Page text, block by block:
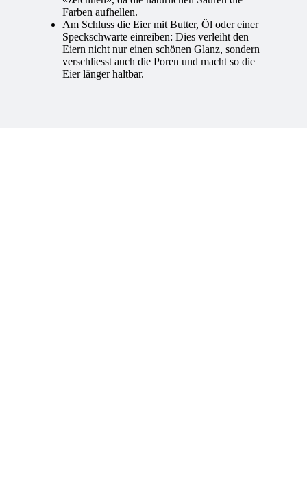
Farben aufhellen.
Am Schluss die Eier mit Butter, Öl oder einer
Speckschwarte einreiben: Dies verleiht den
Eiern nicht nur einen schönen Glanz, sondern
verschliesst auch die Poren und macht so die
Eier länger haltbar.